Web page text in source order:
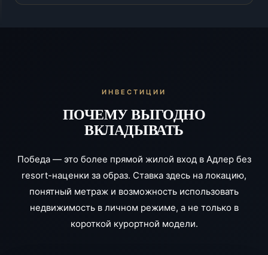
ИНВЕСТИЦИИ
ПОЧЕМУ ВЫГОДНО
ВКЛАДЫВАТЬ
Победа — это более прямой жилой вход в Адлер без
resort-наценки за образ. Ставка здесь на локацию,
понятный метраж и возможность использовать
недвижимость в личном режиме, а не только в
короткой курортной модели.